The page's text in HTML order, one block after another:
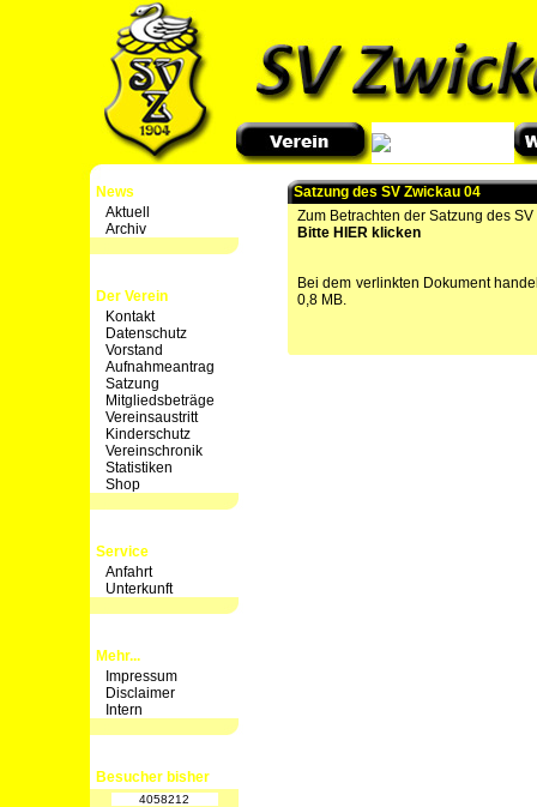
News
Aktuell
Archiv
Der Verein
Kontakt
Datenschutz
Vorstand
Aufnahmeantrag
Satzung
Mitgliedsbeträge
Vereinsaustritt
Kinderschutz
Vereinschronik
Statistiken
Shop
Service
Anfahrt
Unterkunft
Mehr...
Impressum
Disclaimer
Intern
Besucher bisher
4058212
Satzung des SV Zwickau 04
Zum Betrachten der Satzung des
Bitte HIER klicken
Bei dem verlinkten Dokument
0,8 MB.